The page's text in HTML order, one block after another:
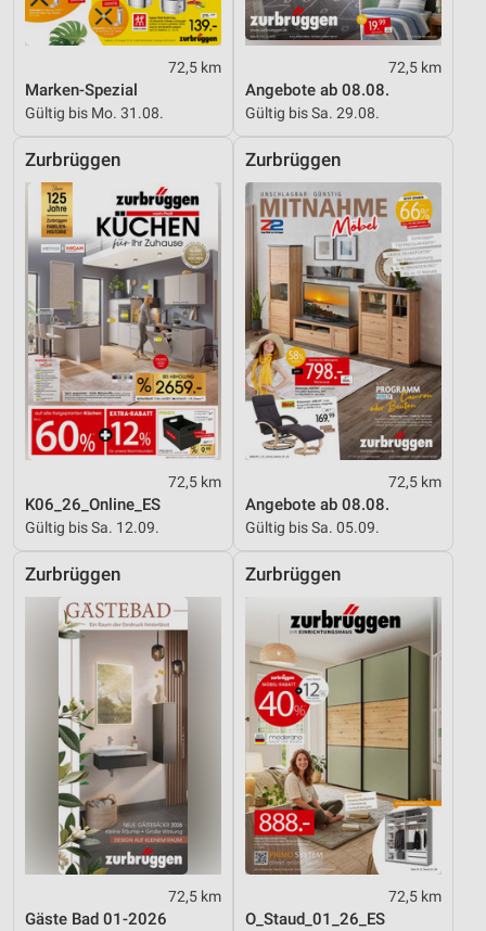
72,5 km
Marken-Spezial
Gültig bis Mo. 31.08.
72,5 km
Angebote ab 08.08.
Gültig bis Sa. 29.08.
Zurbrüggen
72,5 km
K06_26_Online_ES
Gültig bis Sa. 12.09.
Zurbrüggen
72,5 km
Angebote ab 08.08.
Gültig bis Sa. 05.09.
Zurbrüggen
72,5 km
Gäste Bad 01-2026
Zurbrüggen
72,5 km
O_Staud_01_26_ES
Geräte anhand von aktiv angeforderten
Nicht-IAB-Verarbeitungszwecke:
Notwendig
Performance
Funktional
Werbung